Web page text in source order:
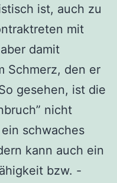
ist, auch zu
mit
damit
Schmerz, den er
gesehen, ist die
nicht
schwaches
kann auch ein
bzw. -